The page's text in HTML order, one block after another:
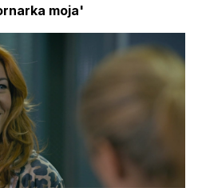
moja'